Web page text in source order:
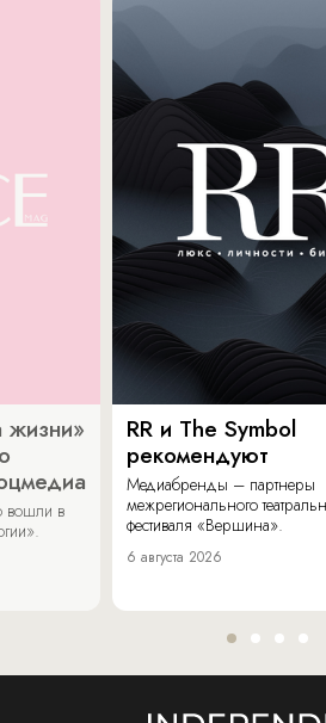
жизни»
вошли в
RR и The Symbol
рекомендуют
Медиабренды – партнеры
межрегионального
фестиваля «Вершина».
6 августа 2026